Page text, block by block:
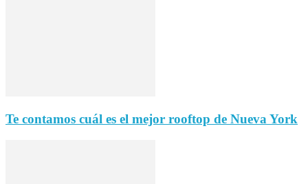
Te contamos cuál es el mejor rooftop de Nueva York